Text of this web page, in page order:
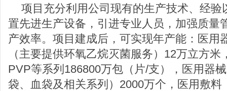
项目充分利用公司现有的生产技术、经
置先进生产设备，引进专业人员，加强质量
产效率。项目建成后，可实现年产能：医用
（主要提供环氧乙烷灭菌服务）12万立方
PVP等系列186800万包（片/支），医用器
袋、血袋及相关系列）2000万个，医用敷